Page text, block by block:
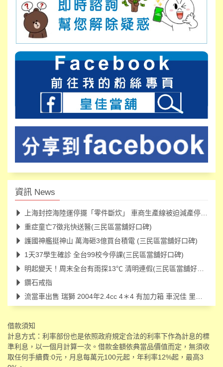
資訊 News
上海封控海陸運停擺「零件斷炊」 車商生產線被迫減產停工(三民
重症童亡7徵兆快送醫(三民區當舖好口碑)
護國神艦挺神山 萬海砸3億買台積電 (三民區當舖好口碑)
1天37學生確診 全台99校今停課(三民區當舖好口碑)
明起變天！周末全台有雨探13℃ 清明連假(三民區當舖好口碑)
鑽石戒指
流當車出售 瑞獅 2004年2.4cc 4＊4 有加力箱 車況佳 里程97000
借款須知
計息方式：利率部份也是依照政府規定合法的利率下作為計息的標
準利息，以一個月計算一次。借款金額依典當品價值而定，無須收
取任何手續費:0元，月息每萬元100元起，年利率12%起，最高3